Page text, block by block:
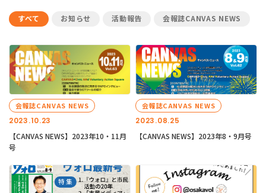
すべて お知らせ 活動報告 会報誌CANVAS NEWS
2023.10.23
会報誌CANVAS NEWS
【CANVAS NEWS】2023年10・11月
号
2023.08.25
会報誌CANVAS NEWS
【CANVAS NEWS】2023年8・9月号